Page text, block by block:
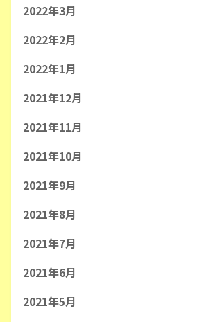
2022年3月
2022年2月
2022年1月
2021年12月
2021年11月
2021年10月
2021年9月
2021年8月
2021年7月
2021年6月
2021年5月